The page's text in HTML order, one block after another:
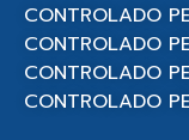
CONTROLADO
CONTROLADO
CONTROLADO
CONTROLADO